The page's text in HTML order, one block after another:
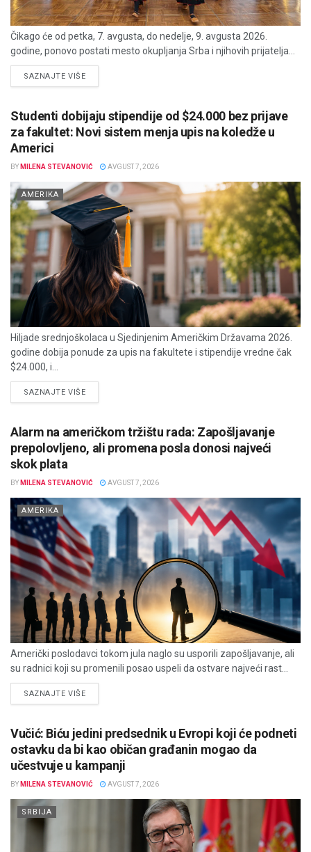
Čikago će od petka, 7. avgusta, do nedelje, 9. avgusta 2026.
godine, ponovo postati mesto okupljanja Srba i njihovih prijatelja...
SAZNAJTE VIŠEDETAILS
Studenti dobijaju stipendije od $24.000 bez prijave
za fakultet: Novi sistem menja upis na koledže u
Americi
BY MILENA STEVANOVIĆ AVGUST 7, 2026
AMERIKA
Hiljade srednjoškolaca u Sjedinjenim Američkim Državama 2026.
godine dobija ponude za upis na fakultete i stipendije vredne čak
$24.000, i...
SAZNAJTE VIŠEDETAILS
Alarm na američkom tržištu rada: Zapošljavanje
prepolovljeno, ali promena posla donosi najveći
skok plata
BY MILENA STEVANOVIĆ AVGUST 7, 2026
AMERIKA
Američki poslodavci tokom jula naglo su usporili zapošljavanje, ali
su radnici koji su promenili posao uspeli da ostvare najveći rast...
SAZNAJTE VIŠEDETAILS
Vučić: Biću jedini predsednik u Evropi koji će podneti
ostavku da bi kao običan građanin mogao da
učestvuje u kampanji
BY MILENA STEVANOVIĆ AVGUST 7, 2026
SRBIJA